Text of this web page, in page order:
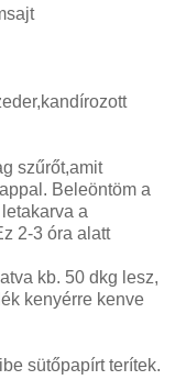
szűrőt,amit
Beleöntöm a
a
2-3 óra alatt
kb. 50 dkg lesz,
kenyérre kenve
sütőpapírt terítek.